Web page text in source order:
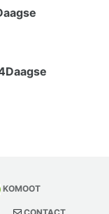
KOMOOT